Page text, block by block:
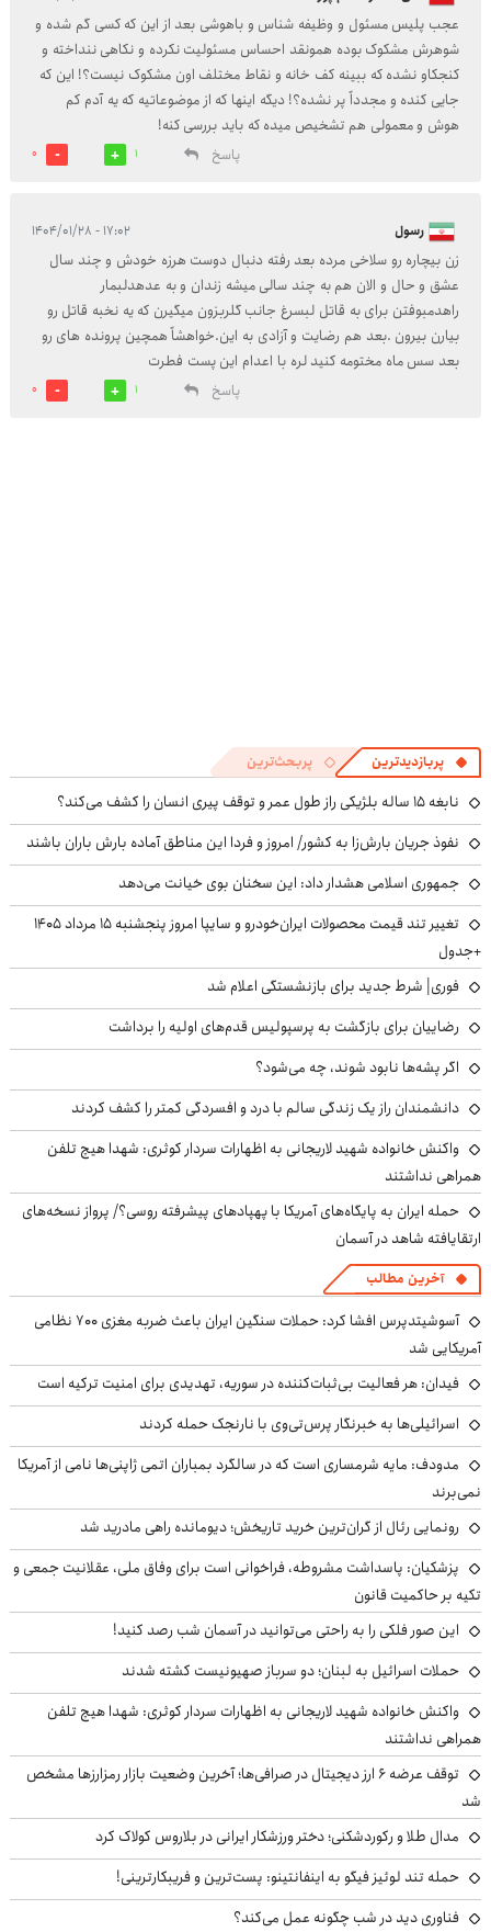
عجب پلیس مسئول و وظیفه شناس و باهوشی بعد از این که کسی گم شده و
شوهرش مشکوک بوده همونقد احساس مسئولیت نکرده و نکاهی ننداخته و
کنجکاو نشده که ببینه کف خانه و نقاط مختلف اون مشکوک نیست؟! این که
جایی کنده و مجدداً پر نشده؟! دیگه اینها که از موضوعاتیه که یه آدم کم
هوش و معمولی هم تشخیص میده که باید بررسی کنه!
پاسخ
1
0
رسول ۱۷:۰۲ - ۱۴۰۴/۰۱/۲۸
زن بیچاره رو سلاخی مرده بعد رفته دنبال دوست هرزه خودش و چند سال
عشق و حال و الان هم به چند سالی میشه زندان و به عدهدلبمار
راهدمبوفتن برای به قاتل لبسرغ جانب گلربزون میگیرن که یه نخبه قاتل رو
بیارن بیرون .بعد هم رضایت و آزادی به این.خواهشاً همچین پرونده های رو
بعد سس ماه مختومه کنید لره با اعدام این پست فطرت
پاسخ
1
0
پربازدیدترین پربحث‌ترین
نابغه ۱۵ ساله بلژیکی راز طول عمر و توقف پیری انسان را کشف می‌کند؟
نفوذ جریان بارش‌زا به کشور/ امروز و فردا این مناطق آماده بارش باران باشند
جمهوری اسلامی هشدار داد: این سخنان بوی خیانت می‌دهد
تغییر تند قیمت محصولات ایران‌خودرو و سایپا امروز پنجشنبه ۱۵ مرداد ۱۴۰۵
+جدول
فوری| شرط جدید برای بازنشستگی اعلام شد
رضاییان برای بازگشت به پرسپولیس قدم‌های اولیه را برداشت
اگر پشه‌ها نابود شوند، چه می‌شود؟
دانشمندان راز یک زندگی سالم با درد و افسردگی کمتر را کشف کردند
واکنش خانواده شهید لاریجانی به اظهارات سردار کوثری: شهدا هیچ تلفن
همراهی نداشتند
حمله ایران به پایگاه‌های آمریکا با پهپادهای پیشرفته روسی؟/ پرواز نسخه‌های
ارتقایافته شاهد در آسمان
آخرین مطالب
آسوشیتدپرس افشا کرد: حملات سنگین ایران باعث ضربه مغزی ۷۰۰ نظامی
آمریکایی شد
فیدان: هر فعالیت بی‌ثبات‌کننده در سوریه، تهدیدی برای امنیت ترکیه است
اسرائیلی‌ها به خبرنگار پرس‌تی‌وی با نارنجک حمله کردند
مدودف: مایه شرمساری است که در سالگرد بمباران اتمی ژاپنی‌ها نامی از آمریکا
نمی‌برند
رونمایی رئال از گران‌ترین خرید تاریخش؛ دیومانده راهی مادرید شد
پزشکیان: پاسداشت مشروطه، فراخوانی است برای وفاق ملی، عقلانیت جمعی و
تکیه بر حاکمیت قانون
این صور فلکی را به راحتی می‌توانید در آسمان شب رصد کنید!
حملات اسرائیل به لبنان؛ دو سرباز صهیونیست کشته شدند
واکنش خانواده شهید لاریجانی به اظهارات سردار کوثری: شهدا هیچ تلفن
همراهی نداشتند
توقف عرضه ۶ ارز دیجیتال در صرافی‌ها؛ آخرین وضعیت بازار رمزارزها مشخص
شد
مدال طلا و رکوردشکنی؛ دختر ورزشکار ایرانی در بلاروس کولاک کرد
حمله تند لوئیز فیگو به اینفانتینو: پست‌ترین و فریبکارترینی!
فناوری دید در شب چگونه عمل می‌کند؟